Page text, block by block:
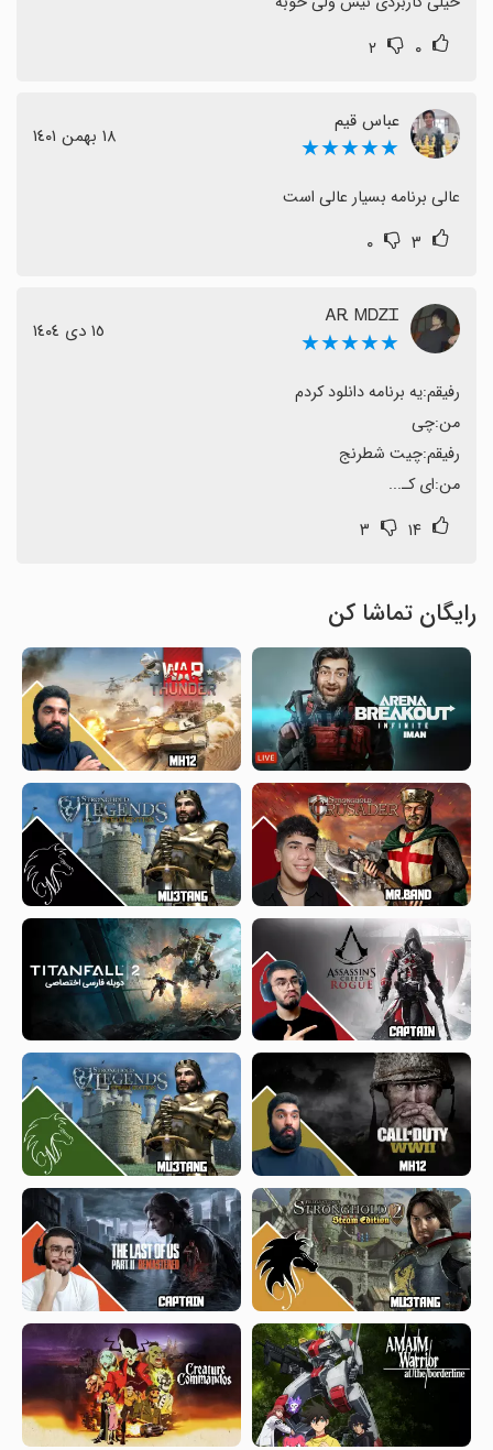
۰ ۲
عباس قیم
★★★★★ ١٨ بهمن ١٤٠١
عالی برنامه بسیار عالی است
۳ ۰
ᎪᎡ ᎷᎠᏃᏆ
★★★★★ ١٥ دی ١٤٠٤
من:ای کـ...
۱۴ ۳
رایگان تماشا کن